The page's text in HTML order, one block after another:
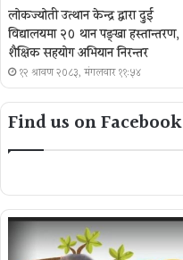
लोकज्योती उत्थान केन्द्र द्वारा दुई
विद्यालयमा २० थान पङ्खा हस्तान्तरण,
शैक्षिक सहयोग अभियान निरन्तर
१२ श्रावण २०८३, मंगलवार ११:५४
Find us on Facebook